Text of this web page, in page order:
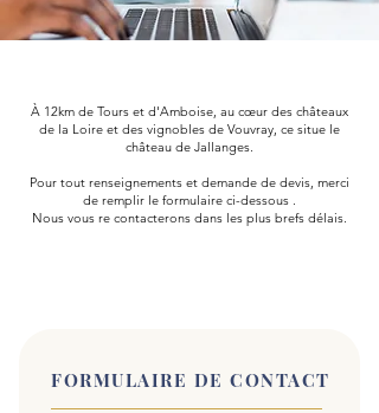
À 12km de Tours et d'Amboise, au cœur des châteaux
de la Loire et des vignobles de Vouvray, ce situe le
château de Jallanges.
Pour tout renseignements et demande de devis, merci
de remplir le formulaire ci-dessous .
Nous vous re contacterons dans les plus brefs délais.
FORMULAIRE DE CONTACT